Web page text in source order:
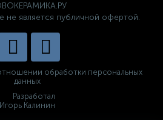
не является публичной офертой.
обработки персональных
данных
Разработал
Игорь Калинин